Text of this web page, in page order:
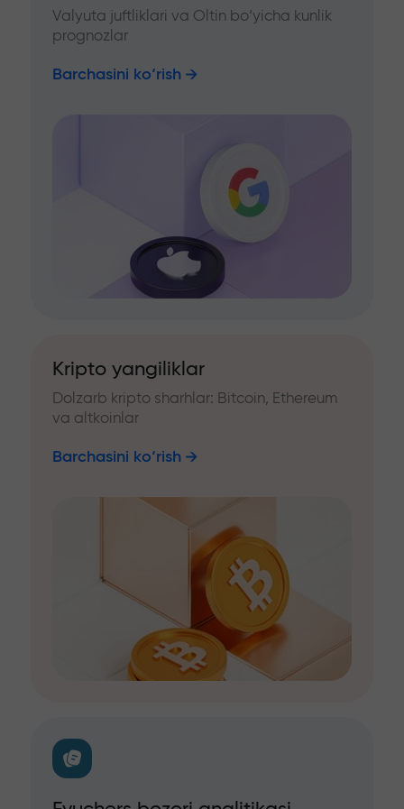
Valyuta juftliklari va Oltin bo‘yicha kunlik
prognozlar
Barchasini ko‘rish
Kripto yangiliklar
Dolzarb kripto sharhlar: Bitcoin, Ethereum
va altkoinlar
Barchasini ko‘rish